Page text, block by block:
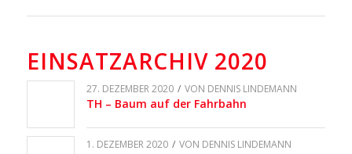
EINSATZARCHIV 2020
27. DEZEMBER 2020 / VON DENNIS LINDEMANN
TH – Baum auf der Fahrbahn
1. DEZEMBER 2020 / VON DENNIS LINDEMANN